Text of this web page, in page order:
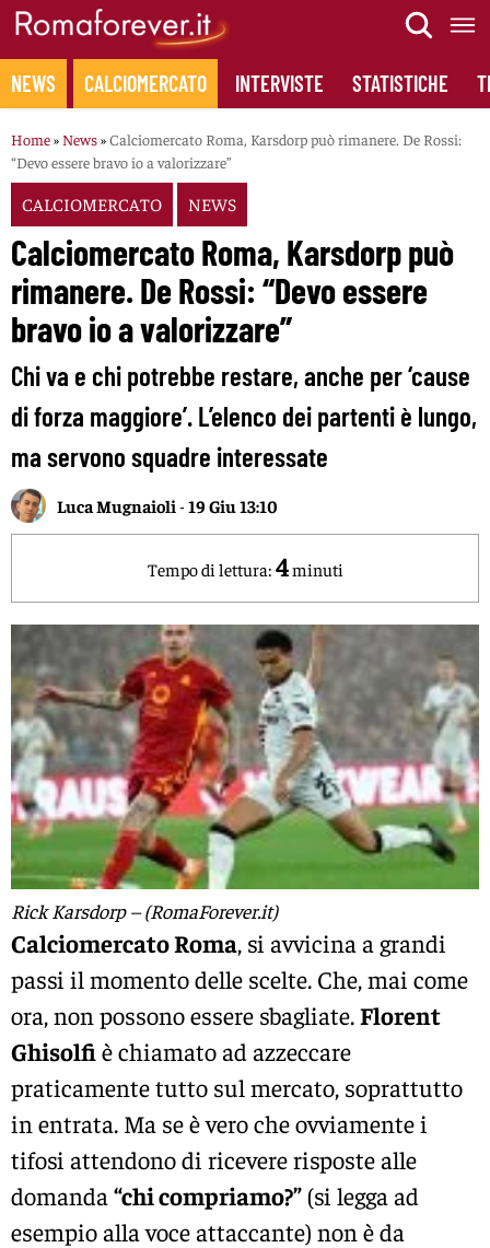
Skip
content
NEWS CALCIOMERCATO INTERVISTE STATISTICHE
Home» News»Calciomercato Roma, Karsdorp può rimanere. De Rossi:
“Devo essere bravo io a valorizzare”
CALCIOMERCATO NEWS
Calciomercato Roma, Karsdorp può
rimanere. De Rossi: “Devo essere
bravo io a valorizzare”
Chi va e chi potrebbe restare, anche per ‘cause
di forza maggiore’. L’elenco dei partenti è lungo,
ma servono squadre interessate
Luca Mugnaioli -19 Giu 13:10
Tempo di lettura: 4minuti
Rick Karsdorp – (RomaForever.it)
Calciomercato Roma, si avvicina a grandi
passi il momento delle scelte. Che, mai come
ora, non possono essere sbagliate.Florent
Ghisolfiè chiamato ad azzeccare
praticamente tutto sul mercato, soprattutto
in entrata. Ma se è vero che ovviamente i
tifosi attendono di ricevere risposte alle
domanda “chi compriamo?”(si legga ad
esempio alla voce attaccante) non è da